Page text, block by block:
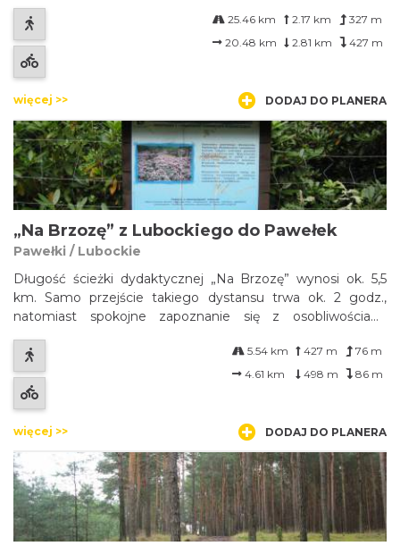
zaczęła się w wieku 13 lat - jeszcze w gimnazjum. Od tego
czasu Janusz Brandys pro...
25.46 km 2.17 km
327 m
20.48 km
2.81 km 427 m
więcej >> DODAJ DO PLANERA
„Na Brzozę” z Lubockiego do Pawełek
Pawełki / Lubockie
Długość ścieżki dydaktycznej „Na Brzozę” wynosi ok. 5,5
km. Samo przejście takiego dystansu trwa ok. 2 godz.,
natomiast spokojne zapoznanie się z osobliwościami
dwa razy więcej czasu. Najlepiej wybrać się tutaj w drugiej
połowie maja lub w czer...
5.54 km 427 m
76 m
4.61 km
498 m 86 m
więcej >> DODAJ DO PLANERA